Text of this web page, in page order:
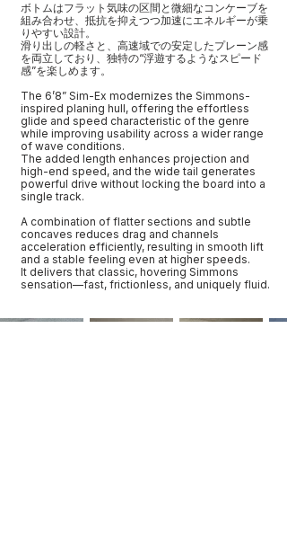
ボトムはフラット気味の区間と微細なコンケーブを
組み合わせ、抵抗を抑えつつ加速にエネルギーが乗
りやすい設計。
滑り出しの軽さと、高速域での安定したプレーン感
を両立しており、独特の“浮遊するようなスピード
感”を楽しめます。
The 6’8” Sim-Ex modernizes the Simmons-
inspired planing hull, offering the effortless
glide and speed characteristic of the genre
while improving usability across a wider range
of wave conditions.
The added length enhances projection and
high-end speed, and the wide tail generates
powerful drive without locking the board into a
single track.
A combination of flatter sections and subtle
concaves reduces drag and channels
acceleration efficiently, resulting in smooth lift
and a stable feeling even at higher speeds.
It delivers that classic, hovering Simmons
sensation—fast, frictionless, and uniquely fluid.